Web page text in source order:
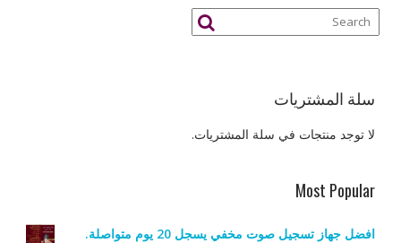
سلة المشتريات
لا توجد منتجات في سلة المشتريات.
Most Popular
افضل جهاز تسجيل صوت مخفي يسجل 20 يوم متواصلة.